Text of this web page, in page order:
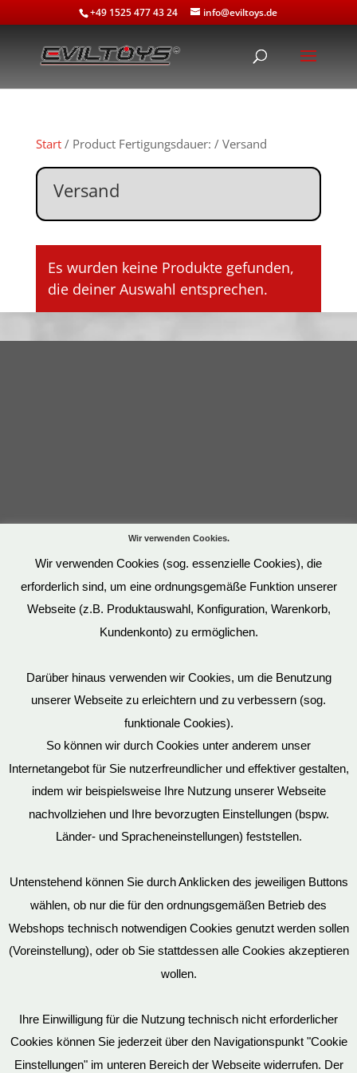
+49 1525 477 43 24 info@eviltoys.de
Start/ Product Fertigungsdauer: / Versand
Versand
Es wurden keine Produkte gefunden,
die deiner Auswahl entsprechen.
Datenschutz
Mein Konto
Vertrag widerrufen
Impressum
Wir verwenden Cookies.
Wir verwenden Cookies (sog. essenzielle Cookies), die
erforderlich sind, um eine ordnungsgemäße Funktion unserer
Webseite (z.B. Produktauswahl, Konfiguration, Warenkorb,
Kundenkonto) zu ermöglichen.
Darüber hinaus verwenden wir Cookies, um die Benutzung
unserer Webseite zu erleichtern und zu verbessern (sog.
funktionale Cookies).
So können wir durch Cookies unter anderem unser
Internetangebot für Sie nutzerfreundlicher und effektiver gestalten,
indem wir beispielsweise Ihre Nutzung unserer Webseite
nachvollziehen und Ihre bevorzugten Einstellungen (bspw.
Länder- und Spracheneinstellungen) feststellen.
Untenstehend können Sie durch Anklicken des jeweiligen Buttons
wählen, ob nur die für den ordnungsgemäßen Betrieb des
Webshops technisch notwendigen Cookies genutzt werden sollen
(Voreinstellung), oder ob Sie stattdessen alle Cookies akzeptieren
wollen.
Ihre Einwilligung für die Nutzung technisch nicht erforderlicher
Cookies können Sie jederzeit über den Navigationspunkt "Cookie
Einstellungen" im unteren Bereich der Webseite widerrufen. Der